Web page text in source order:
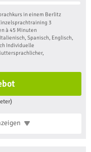
in einem Berlitz
3
à 45 Minuten
Spanisch, Englisch,
Individuelle